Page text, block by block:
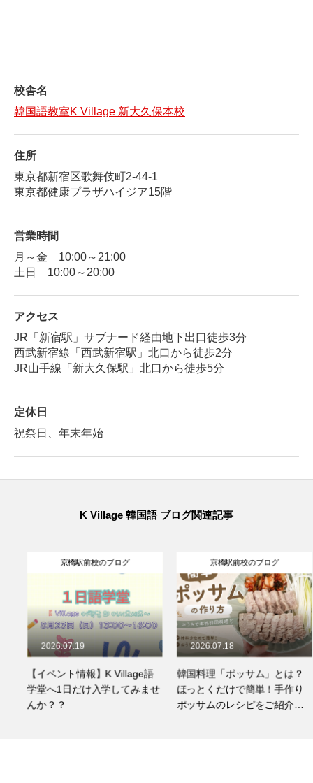
校舎名
韓国語教室K Village 新大久保本校
住所
東京都新宿区歌舞伎町2-44-1
東京都健康プラザハイジア15階
営業時間
月～金 10:00～21:00
土日 10:00～20:00
アクセス
JR「新宿駅」サブナード経由地下出口徒歩3分
西武新宿線「西武新宿駅」北口から徒歩2分
JR山手線「新大久保駅」北口から徒歩5分
定休日
祝祭日、年末年始
K Village 韓国語 ブログ関連記事
京橋駅前校のブログ
【イベント情報】K Village語
学堂へ1日だけ入学してみませ
んか？？
2026.07.19
京橋駅前校のブログ
韓国料理「ポッサム」とは？
ほっとくだけで簡単！手作り
ポッサムのレシピをご紹介☆
2026.07.18